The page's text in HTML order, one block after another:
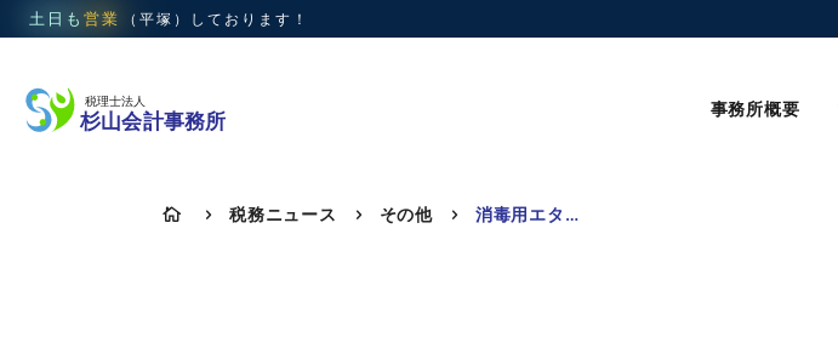
土日も 営業 （平塚） しております！
事務所概要
 5 税務ニュース 5 その他 5 消毒用エタノールの価格の違い